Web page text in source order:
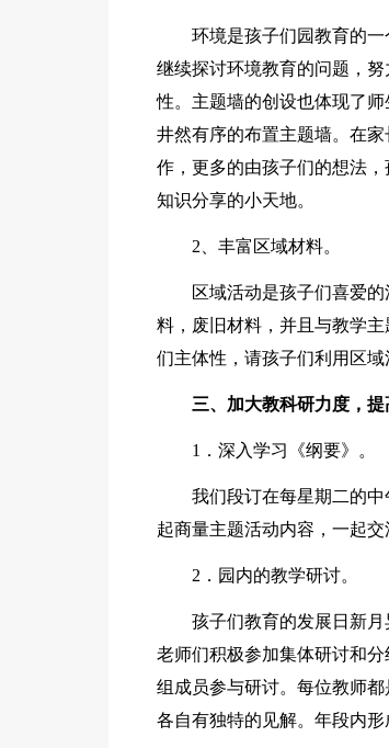
环境是孩子们园教育的
继续探讨环境教育的问题，
性。主题墙的创设也体现了
井然有序的布置主题墙。在
作，更多的由孩子们的想法
知识分享的小天地。
2、丰富区域材料。
区域活动是孩子们喜爱
料，废旧材料，并且与教学
们主体性，请孩子们利用区域
三、加大教科研力度，提
1．深入学习《纲要》。
我们段订在每星期二的
起商量主题活动内容，一起交
2．园内的教学研讨。
孩子们教育的发展日新
老师们积极参加集体研讨和
组成员参与研讨。每位教师
各自有独特的见解。年段内